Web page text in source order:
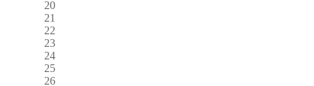
20
21
22
23
24
25
26